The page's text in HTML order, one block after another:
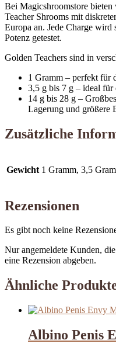
Bei Magicshroomstore
Teacher Shrooms mit
Europa an. Jede Charge
Potenz getestet.
Golden Teachers sind in
1 Gramm – perfekt für
3,5 g bis 7 g – ideal für
14 g bis 28 g –
Lagerung und größere
Zusätzliche
Gewicht 1 Gramm, 3,5
Rezensionen
Es gibt noch keine
Nur angemeldete Kunden,
eine Rezension abgeben.
Ähnliche
Albino Penis